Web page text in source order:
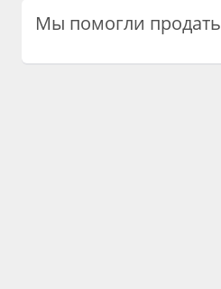
Мы помогли продать